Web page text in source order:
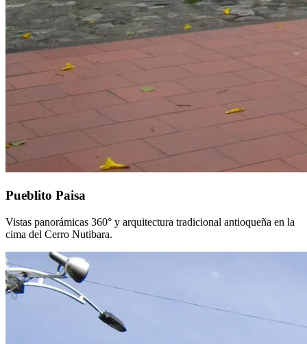
Pueblito Paisa
Vistas panorámicas 360° y arquitectura tradicional antioqueña en la
cima del Cerro Nutibara.